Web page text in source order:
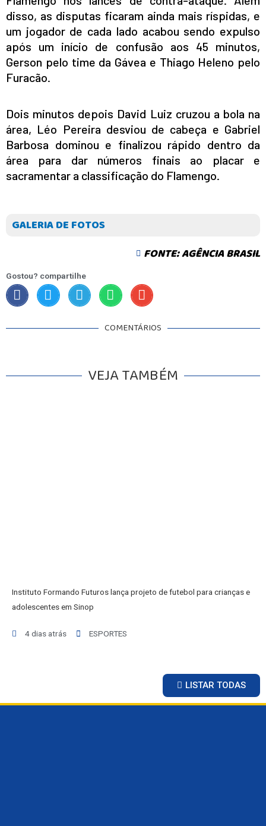
disso, as disputas ficaram ainda mais ríspidas, e
um jogador de cada lado acabou sendo expulso
após um início de confusão aos 45 minutos,
Gerson pelo time da Gávea e Thiago Heleno pelo
Furacão.
Dois minutos depois David Luiz cruzou a bola na
área, Léo Pereira desviou de cabeça e Gabriel
Barbosa dominou e finalizou rápido dentro da
área para dar números finais ao placar e
sacramentar a classificação do Flamengo.
GALERIA DE FOTOS
FONTE: AGÊNCIA BRASIL
Gostou? compartilhe
COMENTÁRIOS
VEJA TAMBÉM
Instituto Formando Futuros lança projeto de futebol para crianças e
adolescentes em Sinop
4 dias atrás ESPORTES
LISTAR TODAS
GERAL
ESPORTES
SAÚDE